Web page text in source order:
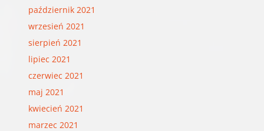
październik 2021
wrzesień 2021
sierpień 2021
lipiec 2021
czerwiec 2021
maj 2021
kwiecień 2021
marzec 2021